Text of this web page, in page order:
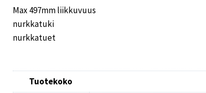
Max 497mm liikkuvuus
nurkkatuki
nurkkatuet
Tuotekoko